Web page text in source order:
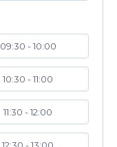
09:30 - 10:00
10:30 - 11:00
11:30 - 12:00